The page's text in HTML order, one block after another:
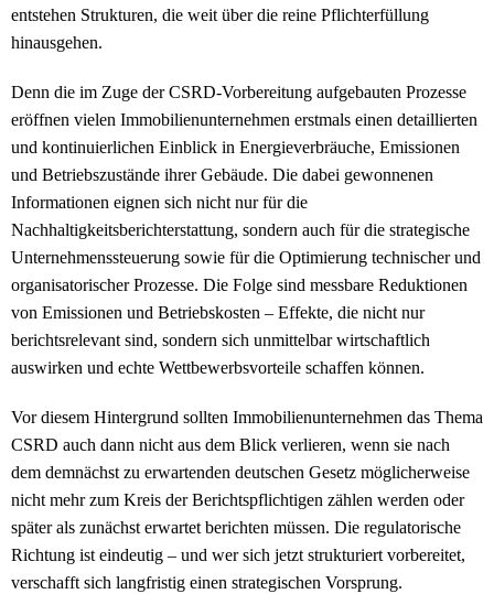
entstehen Strukturen, die weit über die reine Pflichterfüllung
hinausgehen.
Denn die im Zuge der CSRD-Vorbereitung aufgebauten Prozesse
eröffnen vielen Immobilienunternehmen erstmals einen detaillierten
und kontinuierlichen Einblick in Energieverbräuche, Emissionen
und Betriebszustände ihrer Gebäude. Die dabei gewonnenen
Informationen eignen sich nicht nur für die
Nachhaltigkeitsberichterstattung, sondern auch für die strategische
Unternehmenssteuerung sowie für die Optimierung technischer und
organisatorischer Prozesse. Die Folge sind messbare Reduktionen
von Emissionen und Betriebskosten – Effekte, die nicht nur
berichtsrelevant sind, sondern sich unmittelbar wirtschaftlich
auswirken und echte Wettbewerbsvorteile schaffen können.
Vor diesem Hintergrund sollten Immobilienunternehmen das Thema
CSRD auch dann nicht aus dem Blick verlieren, wenn sie nach
dem demnächst zu erwartenden deutschen Gesetz möglicherweise
nicht mehr zum Kreis der Berichtspflichtigen zählen werden oder
später als zunächst erwartet berichten müssen. Die regulatorische
Richtung ist eindeutig – und wer sich jetzt strukturiert vorbereitet,
verschafft sich langfristig einen strategischen Vorsprung.